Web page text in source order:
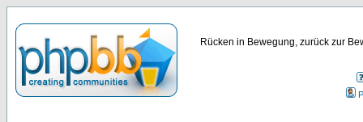
Rücken in Bewegung, zurück zur